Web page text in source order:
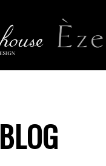
BLOG